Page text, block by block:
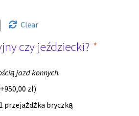
Clear
czy jeździecki? *
jazd konnych.
950,00 zł)
przejażdżka bryczką